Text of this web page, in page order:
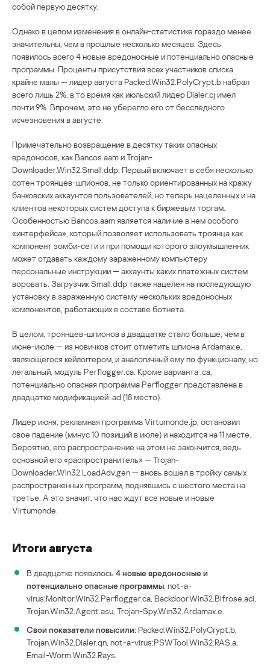
собой первую десятку.
Однако в целом изменения в онлайн-статистике гораздо менее
значительны, чем в прошлые несколько месяцев. Здесь
появилось всего 4 новые вредоносные и потенциально опасные
программы. Проценты присутствия всех участников списка
крайне малы — лидер августа Packed.Win32.PolyCrypt.b набрал
всего лишь 2%, в то время как июльский лидер Dialer.cj имел
почти 9%. Впрочем, это не уберегло его от бесследного
исчезновения в августе.
Примечательно возвращение в десятку таких опасных
вредоносов, как Bancos.aam и Trojan-
Downloader.Win32.Small.ddp. Первый включает в себя несколько
сотен троянцев-шпионов, не только ориентированных на кражу
банковских аккаунтов пользователей, но теперь нацеленных и на
клиентов некоторых систем доступа к биржевым торгам.
Особенностью Bancos.aam является наличие в нем особого
«интерфейса», который позволяет использовать троянца как
компонент зомби-сети и при помощи которого злоумышленник
может отдавать каждому зараженному компьютеру
персональные инструкции — аккаунты каких платежных систем
воровать. Загрузчик Small.ddp также нацелен на последующую
установку в зараженную систему нескольких вредоносных
компонентов, работающих в составе ботнета.
В целом, троянцев-шпионов в двадцатке стало больше, чем в
июне-июле — из новичков стоит отметить шпиона Ardamax.e,
являющегося кейлоггером, и аналогичный ему по функционалу, но
легальный, модуль Perflogger.ca. Кроме варианта .ca,
потенциально опасная программа Perflogger представлена в
двадцатке модификацией .ad (18 место).
Лидер июня, рекламная программа Virtumonde.jp, остановил
свое падение (минус 10 позиций в июле) и находится на 11 месте.
Вероятно, его распространение на этом не закончится, ведь
основной его «распространитель» — Trojan-
Downloader.Win32.LoadAdv.gen — вновь вошел в тройку самых
распространенных программ, поднявшись с шестого места на
третье. А это значит, что нас ждут все новые и новые
Virtumonde.
Итоги августа
В двадцатке появилось 4 новые вредоносные и
потенциально опасные программы: not-a-
virus:Monitor.Win32.Perflogger.ca, Backdoor.Win32.Bifrose.aci,
Trojan.Win32.Agent.asu, Trojan-Spy.Win32.Ardamax.e.
Свои показатели повысили:Packed.Win32.PolyCrypt.b,
Trojan.Win32.Dialer.qn, not-a-virus:PSWTool.Win32.RAS.a,
Email-Worm.Win32.Rays.